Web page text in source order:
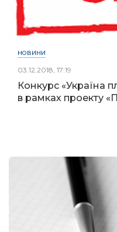
НОВИНИ
03.12.2018, 17:19
Конкурс «Україна
в рамках проекту